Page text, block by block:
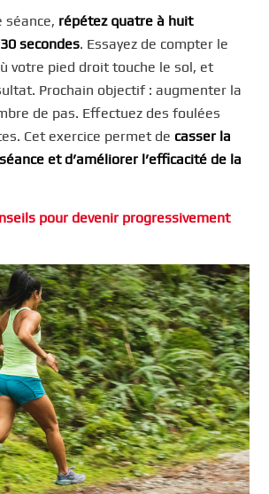
séance, répétez quatre à huit
secondes. Essayez de compter le
votre pied droit touche le sol, et
Prochain objectif : augmenter la
de pas. Effectuez des foulées
Cet exercice permet de casser la
et d’améliorer l’efficacité de la
pour devenir progressivement